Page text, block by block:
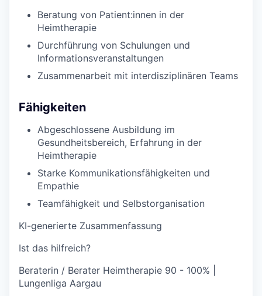
Beratung von Patient:innen in der
Heimtherapie
Durchführung von Schulungen und
Informationsveranstaltungen
Zusammenarbeit mit interdisziplinären Teams
Fähigkeiten
Abgeschlossene Ausbildung im
Gesundheitsbereich, Erfahrung in der
Heimtherapie
Starke Kommunikationsfähigkeiten und
Empathie
Teamfähigkeit und Selbstorganisation
KI-generierte Zusammenfassung
Ist das hilfreich?
Beraterin / Berater Heimtherapie 90 - 100% |
Lungenliga Aargau